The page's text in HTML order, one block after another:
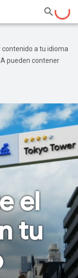
a tu idioma
pueden contener
el
tu